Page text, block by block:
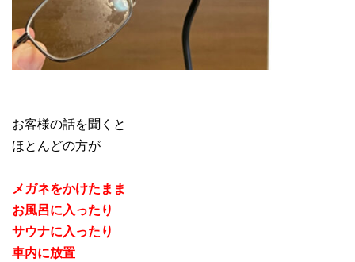
お客様の話を聞くと
ほとんどの方が
メガネをかけたまま
お風呂に入ったり
サウナに入ったり
車内に放置